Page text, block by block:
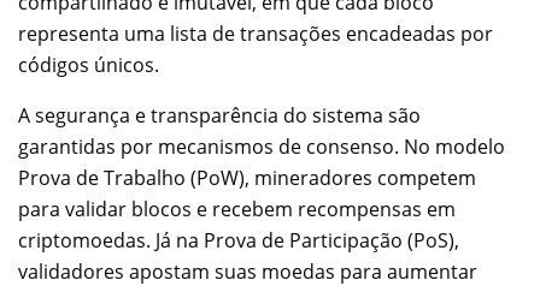
representa uma lista de transações encadeadas por
códigos únicos.
A segurança e transparência do sistema são
garantidas por mecanismos de consenso. No modelo
Prova de Trabalho (PoW), mineradores competem
para validar blocos e recebem recompensas em
criptomoedas. Já na Prova de Participação (PoS),
validadores apostam suas moedas para aumentar